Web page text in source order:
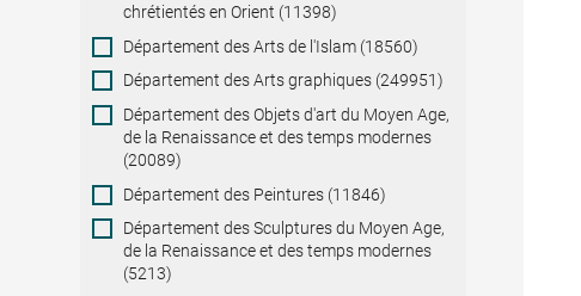
chrétientés en Orient (11398)
Département des Arts de l'Islam (18560)
Département des Arts graphiques (249951)
Département des Objets d'art du Moyen Age,
de la Renaissance et des temps modernes
(20089)
Département des Peintures (11846)
Département des Sculptures du Moyen Age,
de la Renaissance et des temps modernes
(5213)